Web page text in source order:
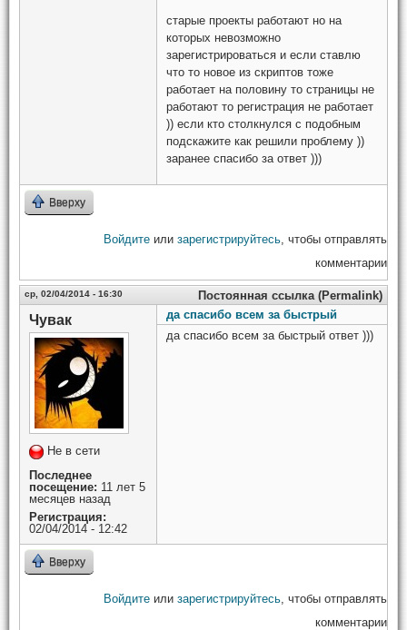
старые проекты работают но на
которых невозможно
зарегистрироваться и если ставлю
что то новое из скриптов тоже
работает на половину то страницы не
работают то регистрация не работает
)) если кто столкнулся с подобным
подскажите как решили проблему ))
заранее спасибо за ответ )))
Вверху
Войдите или зарегистрируйтесь, чтобы отправлять
комментарии
ср, 02/04/2014 - 16:30 Постоянная ссылка (Permalink)
Чувак
Не в сети
Последнее
посещение: 11 лет 5
месяцев назад
Регистрация:
02/04/2014 - 12:42
да спасибо всем за быстрый
да спасибо всем за быстрый ответ )))
Вверху
Войдите или зарегистрируйтесь, чтобы отправлять
комментарии